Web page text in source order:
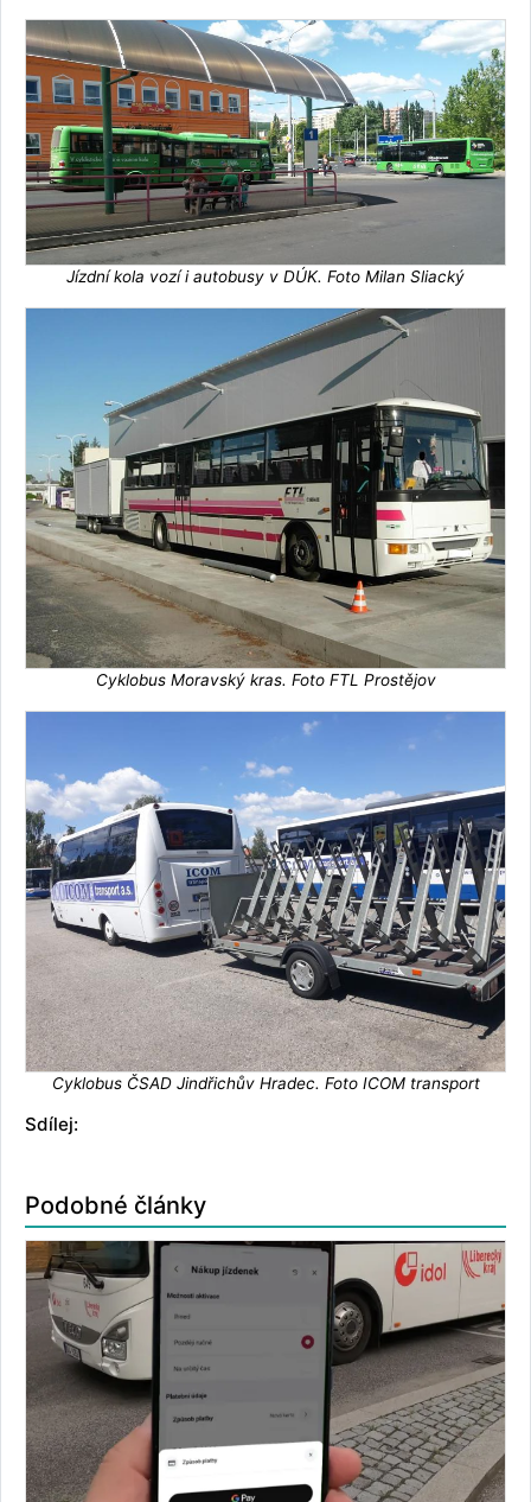
Jízdní kola vozí i autobusy v DÚK. Foto Milan Sliacký
Cyklobus Moravský kras. Foto FTL Prostějov
Cyklobus ČSAD Jindřichův Hradec. Foto ICOM transport
Sdílej:
Podobné články